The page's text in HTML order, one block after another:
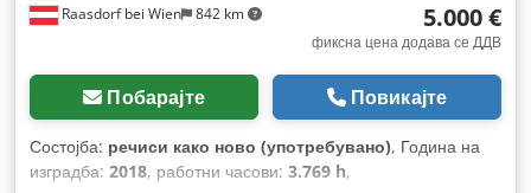
Raasdorf bei Wien 842 km 5.000 €
фиксна цена додава се ДДВ
Побарајте Повикајте
Состојба: речиси како ново (употребувано), Година на
изградба: 2018, работни часови: 3.769 h,